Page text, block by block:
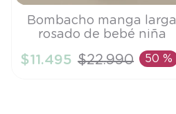
Talla
6M
AÑADIR AL CARRITO
Bombacho manga larga
rosado de bebé niña
$11 .495 $22.990 50 %